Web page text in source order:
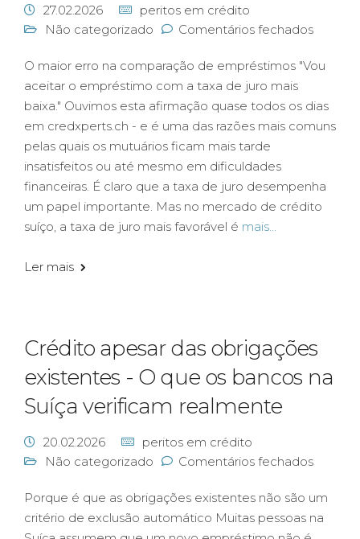
27.02.2026
peritos em crédito
Não categorizado
Comentários fechados
O maior erro na comparação de empréstimos "Vou
aceitar o empréstimo com a taxa de juro mais
baixa." Ouvimos esta afirmação quase todos os dias
em credxperts.ch - e é uma das razões mais comuns
pelas quais os mutuários ficam mais tarde
insatisfeitos ou até mesmo em dificuldades
financeiras. É claro que a taxa de juro desempenha
um papel importante. Mas no mercado de crédito
suíço, a taxa de juro mais favorável é mais...
Ler mais
Crédito apesar das obrigações
existentes - O que os bancos na
Suíça verificam realmente
20.02.2026
peritos em crédito
Não categorizado
Comentários fechados
Porque é que as obrigações existentes não são um
critério de exclusão automático Muitas pessoas na